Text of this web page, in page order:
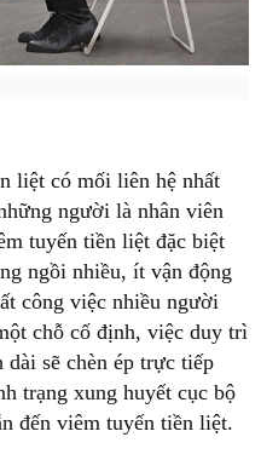
liệt có mối liên hệ nhất
người là nhân viên
tuyến tiền liệt đặc biệt
ngồi nhiều, ít vận động
công việc nhiều người
chỗ cố định, việc duy trì
sẽ chèn ép trực tiếp
trạng xung huyết cục bộ
đến viêm tuyến tiền liệt.